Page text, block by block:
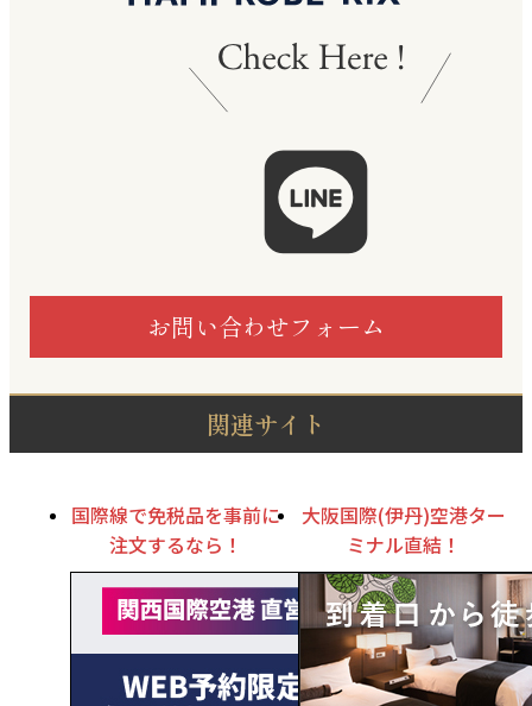
お問い合わせフォーム
関連サイト
国際線で免税品を事前に
注文するなら！
大阪国際(伊丹)空港ター
ミナル直結！